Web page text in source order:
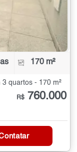
170 m²
quartos - 170 m²
R$ 760.000